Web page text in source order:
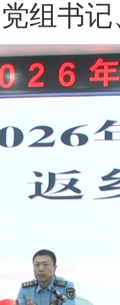
党组书记